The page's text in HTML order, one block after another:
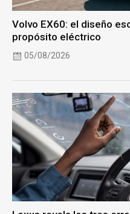
Volvo EX60: el diseño
propósito eléctrico
05/08/2026